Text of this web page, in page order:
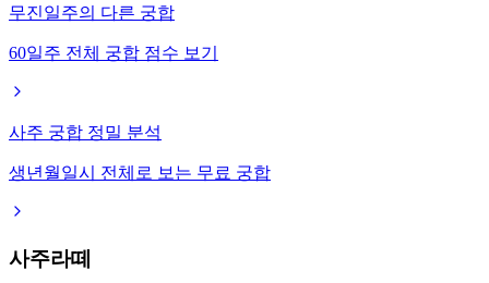
무진일주의 다른 궁합
60일주 전체 궁합 점수 보기
사주 궁합 정밀 분석
생년월일시 전체로 보는 무료 궁합
사주라떼